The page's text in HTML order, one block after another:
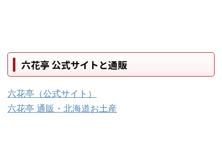
六花亭 公式サイトと通販
六花亭（公式サイト）
六花亭 通販・北海道お土産